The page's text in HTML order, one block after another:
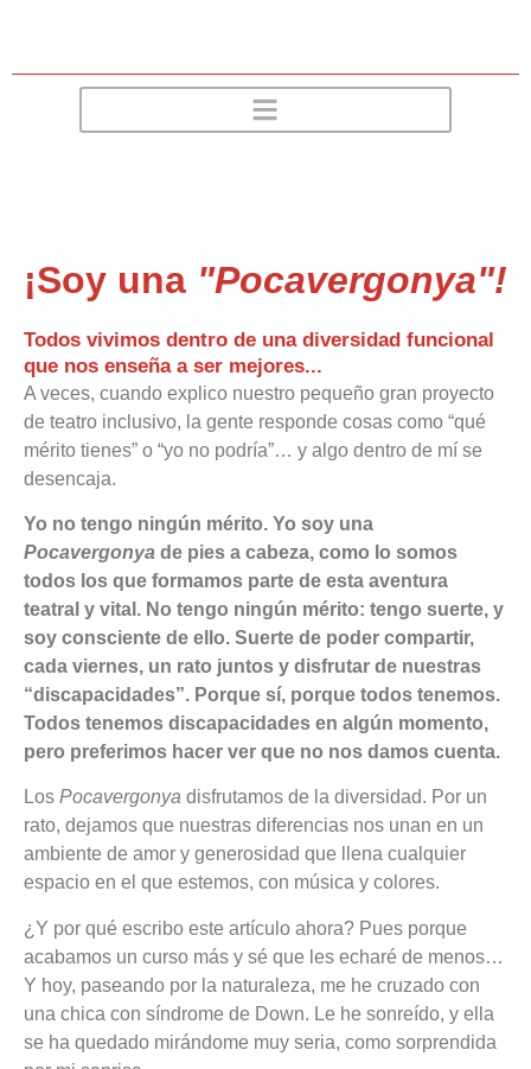
¡Soy una "Pocavergonya"!
Todos vivimos dentro de una diversidad funcional
que nos enseña a ser mejores...
A veces, cuando explico nuestro pequeño gran proyecto
de teatro inclusivo, la gente responde cosas como “qué
mérito tienes” o “yo no podría”… y algo dentro de mí se
desencaja.
Yo no tengo ningún mérito. Yo soy una
Pocavergonya de pies a cabeza, como lo somos
todos los que formamos parte de esta aventura
teatral y vital. No tengo ningún mérito: tengo suerte, y
soy consciente de ello. Suerte de poder compartir,
cada viernes, un rato juntos y disfrutar de nuestras
“discapacidades”. Porque sí, porque todos tenemos.
Todos tenemos discapacidades en algún momento,
pero preferimos hacer ver que no nos damos cuenta.
Los Pocavergonya disfrutamos de la diversidad. Por un
rato, dejamos que nuestras diferencias nos unan en un
ambiente de amor y generosidad que llena cualquier
espacio en el que estemos, con música y colores.
¿Y por qué escribo este artículo ahora? Pues porque
acabamos un curso más y sé que les echaré de menos…
Y hoy, paseando por la naturaleza, me he cruzado con
una chica con síndrome de Down. Le he sonreído, y ella
se ha quedado mirándome muy seria, como sorprendida